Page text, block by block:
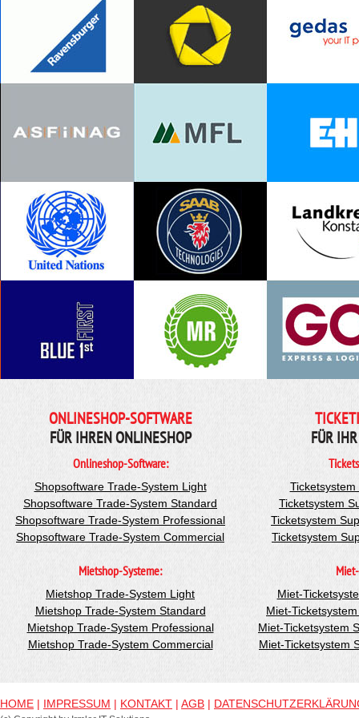
ONLINESHOP-SOFTWARE
FÜR IHREN ONLINESHOP
Onlineshop-Software:
Shopsoftware Trade-System Light
Shopsoftware Trade-System Standard
Shopsoftware Trade-System Professional
Shopsoftware Trade-System Commercial
Mietshop-Systeme:
Mietshop Trade-System Light
Mietshop Trade-System Standard
Mietshop Trade-System Professional
Mietshop Trade-System Commercial
FÜR
Ticketsystem
Ticketsystem
Ticketsystem
Miet-
Miet-
Miet-Ticketsystem
Miet-Ticketsystem
HOME | IMPRESSUM | KONTAKT | AGB |